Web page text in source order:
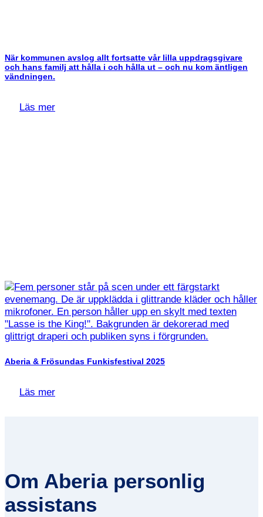
När kommunen avslog allt fortsatte vår lilla uppdragsgivare
och hans familj att hålla i och hålla ut – och nu kom äntligen
vändningen.
Läs mer
Aberia & Frösundas Funkisfestival 2025
Läs mer
Om Aberia personlig
assistans